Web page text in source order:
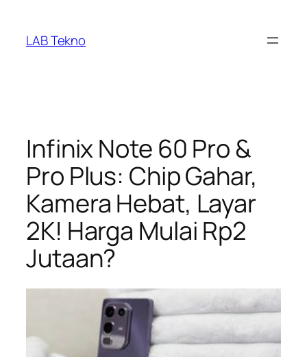
content
LAB Tekno
Infinix Note 60 Pro &
Pro Plus: Chip Gahar,
Kamera Hebat, Layar
2K! Harga Mulai Rp2
Jutaan?